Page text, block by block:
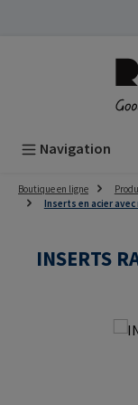
Passer au contenu
Navigation
Boutique en ligne
Inserts en acier
INSERTS
Ignorer la